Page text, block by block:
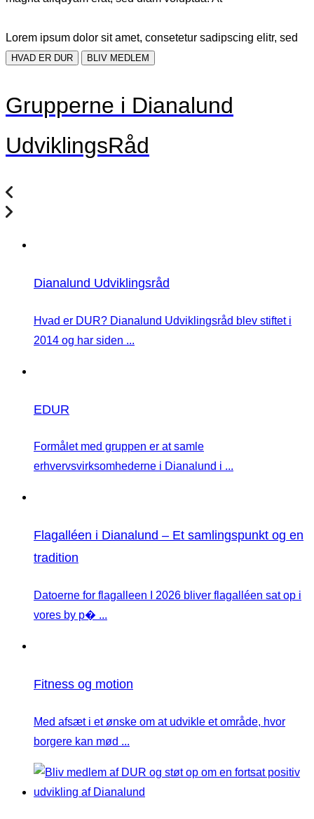
Lorem ipsum dolor sit amet, consetetur sadipscing elitr, sed
HVAD ER DUR BLIV MEDLEM
Grupperne i Dianalund
UdviklingsRåd
Dianalund Udviklingsråd
Hvad er DUR? Dianalund Udviklingsråd blev stiftet i
2014 og har siden ...
EDUR
Formålet med gruppen er at samle
erhvervsvirksomhederne i Dianalund i ...
Flagalléen i Dianalund – Et samlingspunkt og en
tradition
Datoerne for flagalleen I 2026 bliver flagalléen sat op i
vores by p� ...
Fitness og motion
Med afsæt i et ønske om at udvikle et område, hvor
borgere kan mød ...